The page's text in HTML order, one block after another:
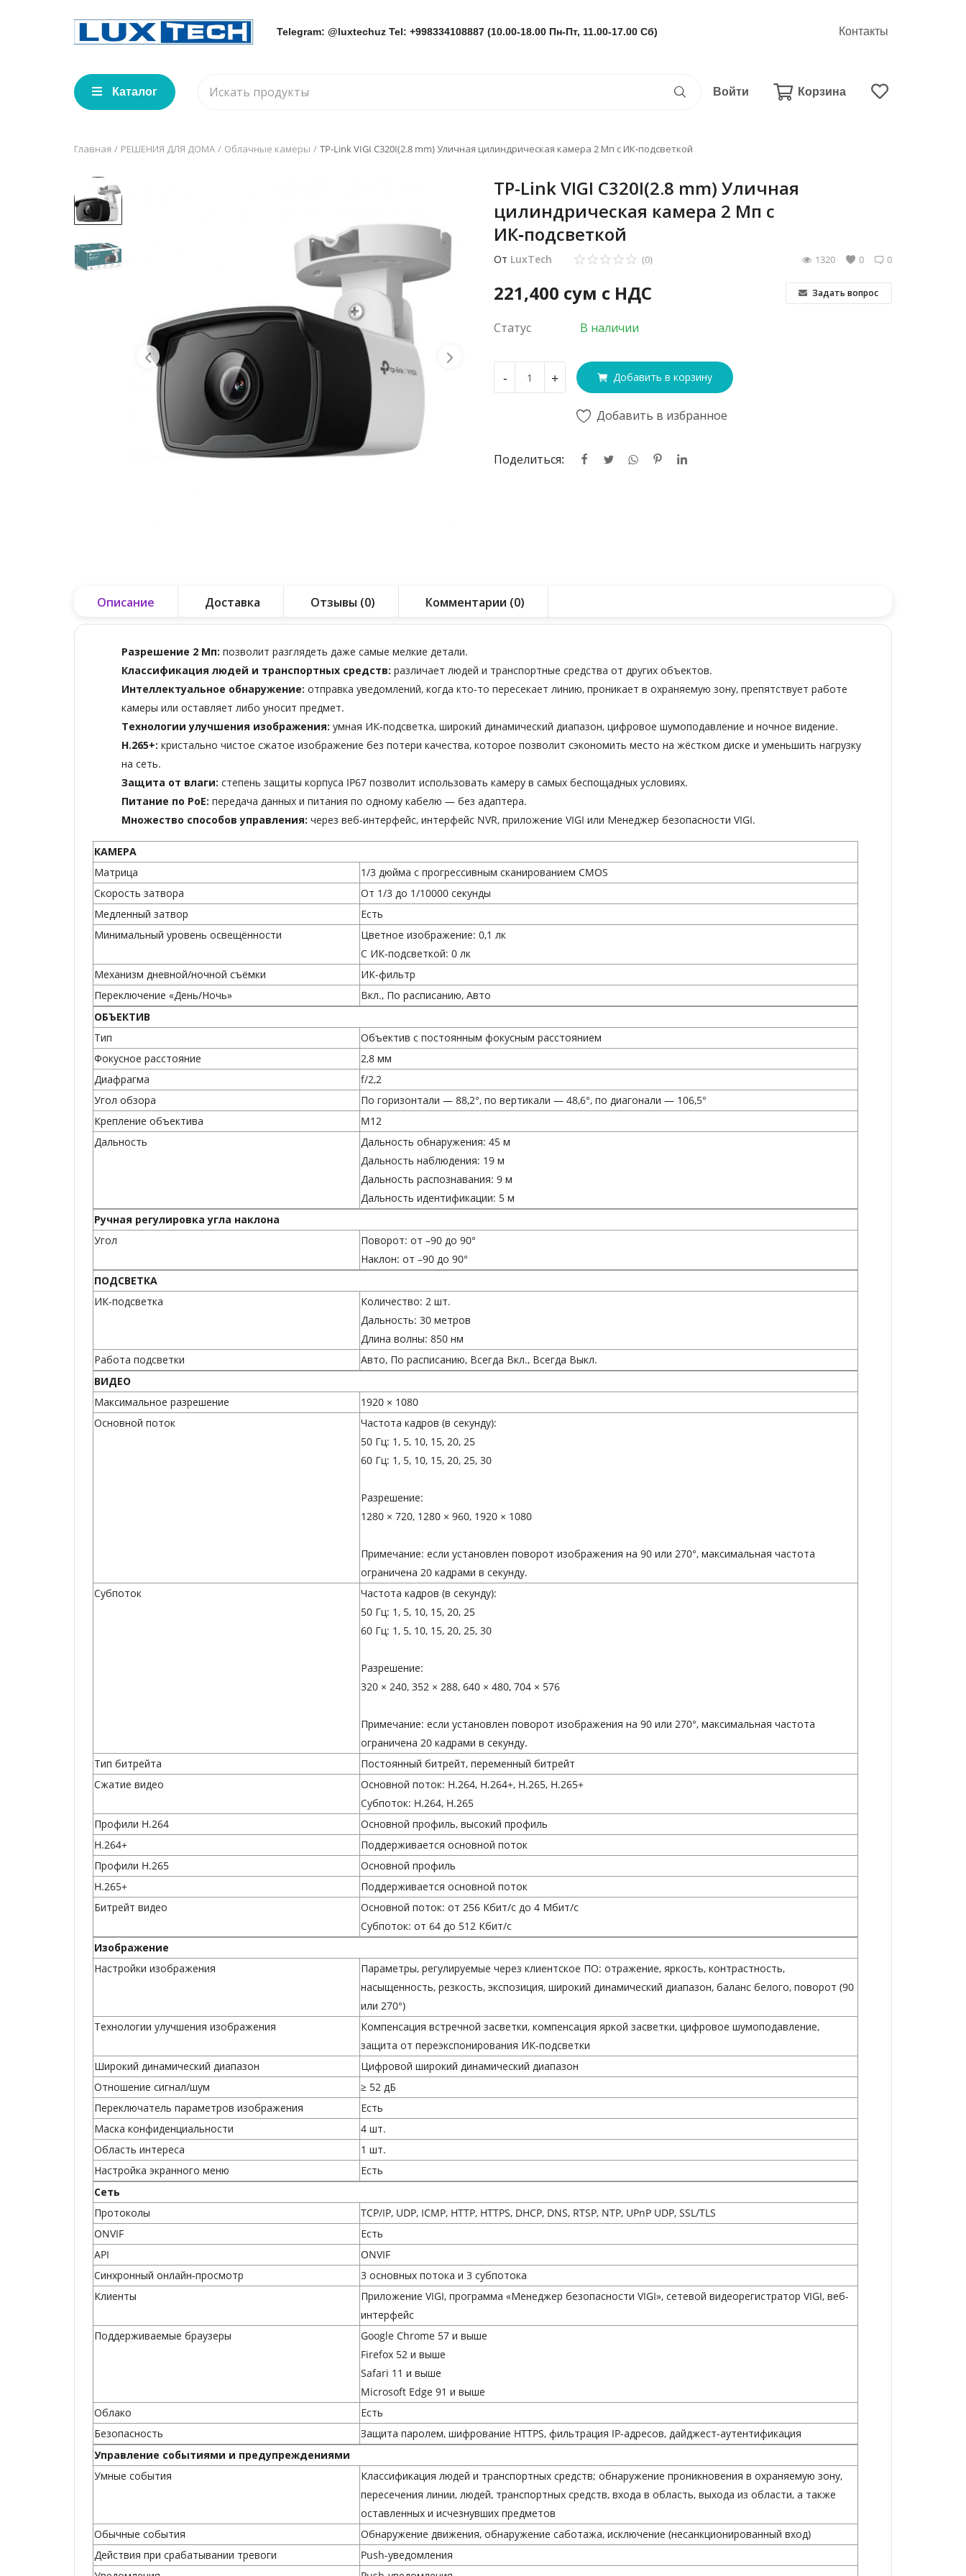
Telegram: @luxtechuz Tel: +998334108887 (10.00-18.00 Пн-Пт, 11.00-17.00 Сб) Контакты
Каталог Войти Корзина
Главная РЕШЕНИЯ ДЛЯ ДОМА Облачные камеры TP-Link VIGI C320I(2.8 mm) Уличная цилиндрическая камера 2 Мп с ИК‑подсветкой
TP-Link VIGI C320I(2.8 mm) Уличная
цилиндрическая камера 2 Мп с
ИК‑подсветкой
От LuxTech 0
(0) 0
1320
221,400 сум с НДС Задать вопрос
Статус В наличии
- + Добавить в корзину
Добавить в избранное
Поделиться:
Описание Доставка Отзывы (0) Комментарии (0)
Разрешение 2 Мп: позволит разглядеть даже самые мелкие детали.
Классификация людей и транспортных средств: различает людей и транспортные средства от других объектов.
Интеллектуальное обнаружение: отправка уведомлений, когда кто-то пересекает линию, проникает в охраняемую зону, препятствует работе
камеры или оставляет либо уносит предмет.
Технологии улучшения изображения: умная ИК-подсветка, широкий динамический диапазон, цифровое шумоподавление и ночное видение.
H.265+: кристально чистое сжатое изображение без потери качества, которое позволит сэкономить место на жёстком диске и уменьшить нагрузку
на сеть.
Защита от влаги: степень защиты корпуса IP67 позволит использовать камеру в самых беспощадных условиях.
Питание по PoE: передача данных и питания по одному кабелю — без адаптера.
Множество способов управления: через веб-интерфейс, интерфейс NVR, приложение VIGI или Менеджер безопасности VIGI.
КАМЕРА
Матрица
1/3 дюйма с прогрессивным сканированием CMOS
Скорость затвора
От 1/3 до 1/10000 секунды
Медленный затвор
Есть
Минимальный уровень освещённости
Цветное изображение: 0,1 лк
С ИК-подсветкой: 0 лк
Механизм дневной/ночной съёмки
ИК-фильтр
Переключение «День/Ночь»
Вкл., По расписанию, Авто
ОБЪЕКТИВ
Тип
Объектив с постоянным фокусным расстоянием
Фокусное расстояние
2,8 мм
Диафрагма
f/2,2
Угол обзора
По горизонтали — 88,2°, по вертикали — 48,6°, по диагонали — 106,5°
Крепление объектива
M12
Дальность
Дальность обнаружения: 45 м
Дальность наблюдения: 19 м
Дальность распознавания: 9 м
Дальность идентификации: 5 м
Ручная регулировка угла наклона
Угол
Поворот: от –90 до 90°
Наклон: от –90 до 90°
ПОДСВЕТКА
ИК-подсветка
Количество: 2 шт.
Дальность: 30 метров
Длина волны: 850 нм
Работа подсветки
Авто, По расписанию, Всегда Вкл., Всегда Выкл.
ВИДЕО
Максимальное разрешение
1920 × 1080
Основной поток
Частота кадров (в секунду):
50 Гц: 1, 5, 10, 15, 20, 25
60 Гц: 1, 5, 10, 15, 20, 25, 30
Разрешение:
1280 × 720, 1280 × 960, 1920 × 1080
Примечание: если установлен поворот изображения на 90 или 270°, максимальная частота
ограничена 20 кадрами в секунду.
Субпоток
Частота кадров (в секунду):
50 Гц: 1, 5, 10, 15, 20, 25
60 Гц: 1, 5, 10, 15, 20, 25, 30
Разрешение:
320 × 240, 352 × 288, 640 × 480, 704 × 576
Примечание: если установлен поворот изображения на 90 или 270°, максимальная частота
ограничена 20 кадрами в секунду.
Тип битрейта
Постоянный битрейт, переменный битрейт
Сжатие видео
Основной поток: H.264, H.264+, H.265, H.265+
Субпоток: H.264, H.265
Профили H.264
Основной профиль, высокий профиль
H.264+
Поддерживается основной поток
Профили H.265
Основной профиль
H.265+
Поддерживается основной поток
Битрейт видео
Основной поток: от 256 Кбит/с до 4 Мбит/с
Субпоток: от 64 до 512 Кбит/с
Изображение
Настройки изображения
Параметры, регулируемые через клиентское ПО: отражение, яркость, контрастность,
насыщенность, резкость, экспозиция, широкий динамический диапазон, баланс белого, поворот (90
или 270°)
Технологии улучшения изображения
Компенсация встречной засветки, компенсация яркой засветки, цифровое шумоподавление,
защита от переэкспонирования ИК-подсветки
Широкий динамический диапазон
Цифровой широкий динамический диапазон
Отношение сигнал/шум
≥ 52 дБ
Переключатель параметров изображения
Есть
Маска конфиденциальности
4 шт.
Область интереса
1 шт.
Настройка экранного меню
Есть
Сеть
Протоколы
TCP/IP, UDP, ICMP, HTTP, HTTPS, DHCP, DNS, RTSP, NTP, UPnP UDP, SSL/TLS
ONVIF
Есть
API
ONVIF
Синхронный онлайн‑просмотр
3 основных потока и 3 субпотока
Клиенты
Приложение VIGI, программа «Менеджер безопасности VIGI», сетевой видеорегистратор VIGI, веб-
интерфейс
Поддерживаемые браузеры
Google Chrome 57 и выше
Firefox 52 и выше
Safari 11 и выше
Microsoft Edge 91 и выше
Облако
Есть
Безопасность
Защита паролем, шифрование HTTPS, фильтрация IP-адресов, дайджест-аутентификация
Управление событиями и предупреждениями
Умные события
Классификация людей и транспортных средств; обнаружение проникновения в охраняемую зону,
пересечения линии, людей, транспортных средств, входа в область, выхода из области, а также
оставленных и исчезнувших предметов
Обычные события
Обнаружение движения, обнаружение саботажа, исключение (несанкционированный вход)
Действия при срабатывании тревоги
Push-уведомления